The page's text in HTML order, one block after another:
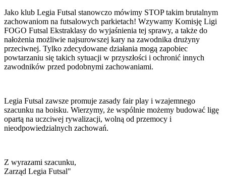
Jako klub Legia Futsal stanowczo mówimy STOP takim brutalnym
zachowaniom na futsalowych parkietach! Wzywamy Komisję Ligi
FOGO Futsal Ekstraklasy do wyjaśnienia tej sprawy, a także do
nałożenia możliwie najsurowszej kary na zawodnika drużyny
przeciwnej. Tylko zdecydowane działania mogą zapobiec
powtarzaniu się takich sytuacji w przyszłości i ochronić innych
zawodników przed podobnymi zachowaniami.
Legia Futsal zawsze promuje zasady fair play i wzajemnego
szacunku na boisku. Wierzymy, że wspólnie możemy budować ligę
opartą na uczciwej rywalizacji, wolną od przemocy i
nieodpowiedzialnych zachowań.
Z wyrazami szacunku,
Zarząd Legia Futsal"